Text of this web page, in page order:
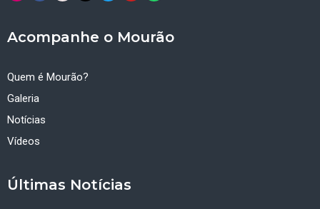
Acompanhe o Mourão
Quem é Mourão?
Galeria
Notícias
Vídeos
Últimas Notícias